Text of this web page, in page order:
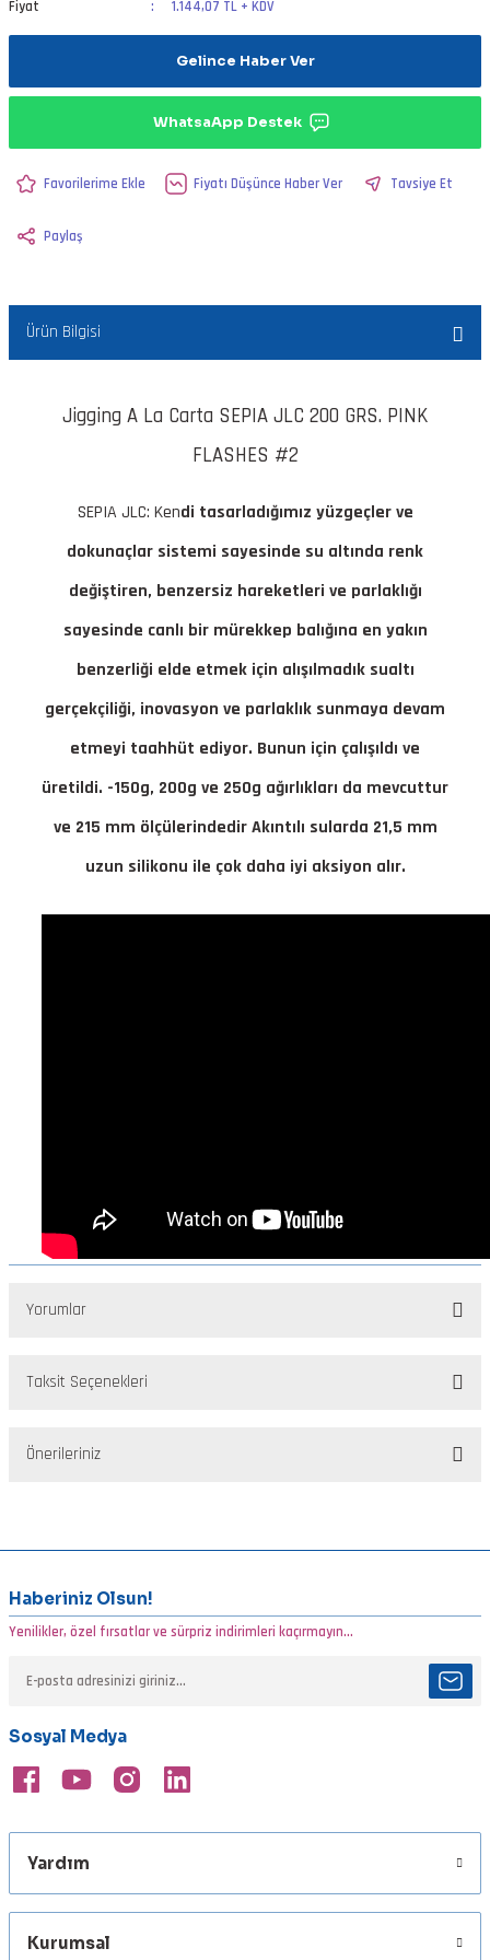
Fiyat 1.144,07 TL + KDV
Gelince Haber Ver
WhatsaApp Destek
Fiyatı Düşünce Haber Ver Tavsiye Et
Paylaş
Ürün Bilgisi
Jigging A La Carta SEPIA JLC 200 GRS. PINK
FLASHES #2
SEPIA JLC: Kendi tasarladığımız yüzgeçler ve
dokunaçlar sistemi sayesinde su altında renk
değiştiren, benzersiz hareketleri ve parlaklığı
sayesinde canlı bir mürekkep balığına en yakın
benzerliği elde etmek için alışılmadık sualtı
gerçekçiliği, inovasyon ve parlaklık sunmaya devam
etmeyi taahhüt ediyor. Bunun için çalışıldı ve
üretildi. -150g, 200g ve 250g ağırlıkları da mevcuttur
ve 215 mm ölçülerindedir Akıntılı sularda 21,5 mm
uzun silikonu ile çok daha iyi aksiyon alır.
Yorumlar
Taksit Seçenekleri
Önerileriniz
Ürün resmi kalitesiz, bozuk veya görüntülenemiyor.
Ürün açıklamasında eksik bilgiler bulunuyor.
Ürün fiyatı diğer sitelerden daha pahalı.
Bu ürüne benzer farklı alternatifler olmalı.
Gönder
Haberiniz Olsun!
Yenilikler, özel fırsatlar ve sürpriz indirimleri kaçırmayın...
Sosyal Medya
Yardım
Kurumsal